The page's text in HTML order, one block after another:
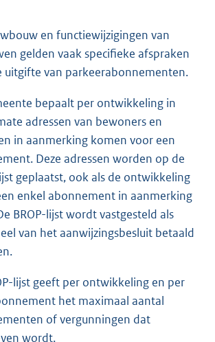
en functiewijzigingen van
gelden vaak specifieke afspraken
uitgifte van parkeerabonnementen.
bepaalt per ontwikkeling in
adressen van bewoners en
in aanmerking komen voor een
Deze adressen worden op de
geplaatst, ook als de ontwikkeling
enkel abonnement in aanmerking
BROP-lijst wordt vastgesteld als
van het aanwijzingsbesluit betaald
lijst geeft per ontwikkeling en per
het maximaal aantal
of vergunningen dat
wordt.